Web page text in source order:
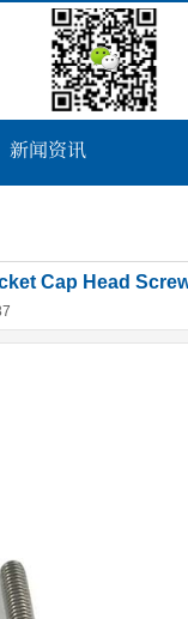
新闻资讯
Cap Head